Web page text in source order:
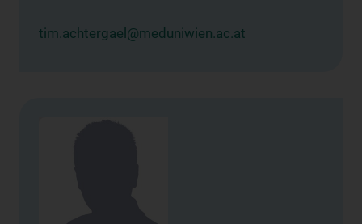
tim.achtergael@meduniwien.ac.at